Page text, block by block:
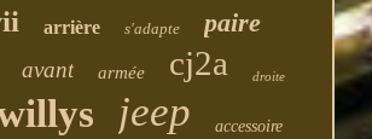
arrière s'adapte paire
avant armée cj2a droite
jeep accessoire